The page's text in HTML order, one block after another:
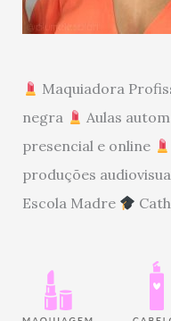
Maquiadora
negra
Aulas
presencial e online
produções
Escola Madre